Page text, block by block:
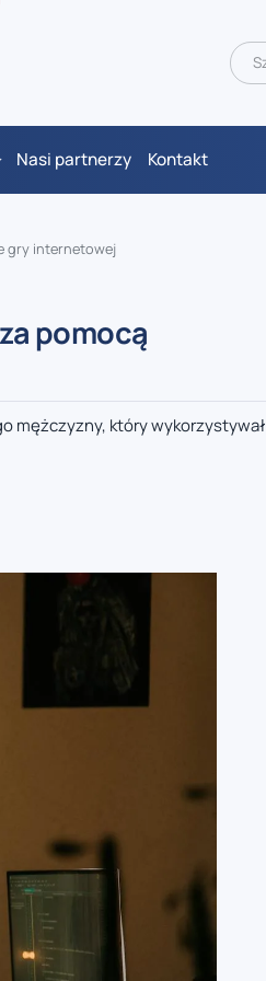
Nasi partnerzy Kontakt
gry internetowej
pomocą
mężczyzny, który wykorzystywał